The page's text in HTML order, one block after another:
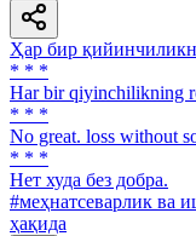
Ҳар бир
* * *
Har bir qiyinchilikning
* * *
No great. loss without
* * *
Нет худа без добра.
#меҳнатсеварлик ва
ҳақида